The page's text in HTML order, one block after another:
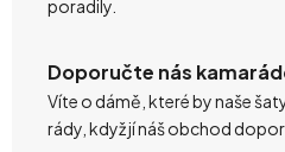
poradily.
Doporučte nás
Víte o dámě, které by naše
rády, když jí náš obchod